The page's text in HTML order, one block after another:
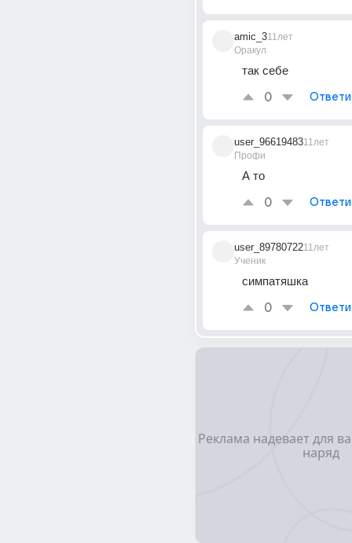
amic_3
Оракул
11лет
так себе
0
user_96619483
Профи
11лет
А то
0
user_89780722
Ученик
11лет
симпатяшка
0